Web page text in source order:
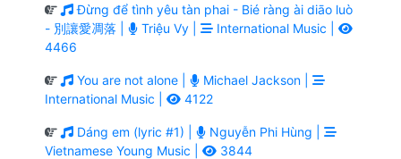
Đừng để tình yêu tàn phai - Bié ràng ài diāo luò
- 別讓愛凋落 |
Triệu Vy |
International Music |
4466
You are not alone |
Michael Jackson |
International Music |
4122
Dáng em (lyric #1) |
Nguyễn Phi Hùng |
Vietnamese Young Music |
3844